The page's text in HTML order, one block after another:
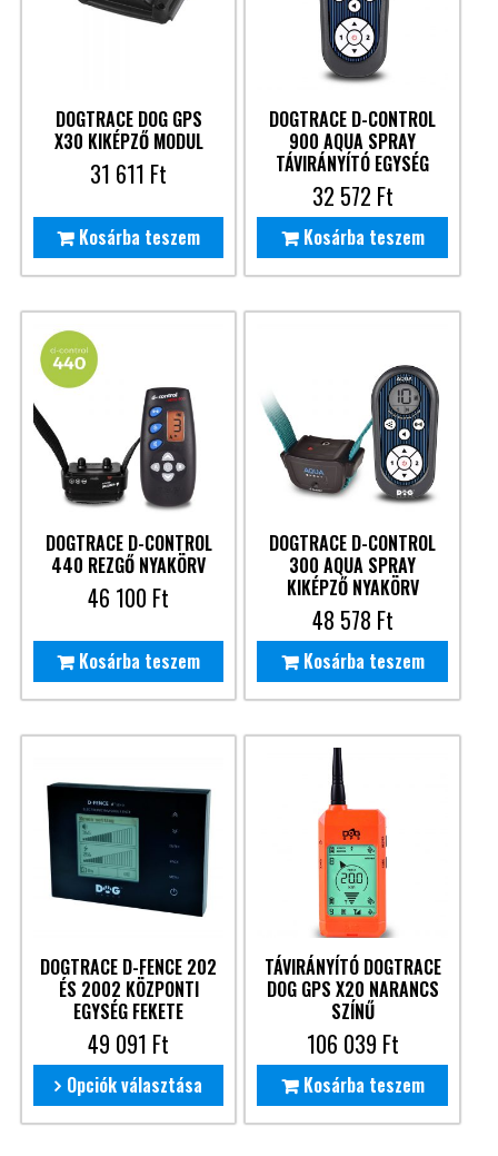
DOGTRACE DOG GPS
X30 KIKÉPZŐ MODUL
31 611 Ft
Kosárba teszem
DOGTRACE D-CONTROL
900 AQUA SPRAY
TÁVIRÁNYÍTÓ EGYSÉG
32 572 Ft
Kosárba teszem
DOGTRACE D-CONTROL
440 REZGŐ NYAKÖRV
46 100 Ft
Kosárba teszem
DOGTRACE D-CONTROL
300 AQUA SPRAY
KIKÉPZŐ NYAKÖRV
48 578 Ft
Kosárba teszem
DOGTRACE D-FENCE 202
ÉS 2002 KÖZPONTI
EGYSÉG FEKETE
49 091 Ft
Opciók választása
TÁVIRÁNYÍTÓ DOGTRACE
DOG GPS X20 NARANCS
SZÍNŰ
106 039 Ft
Kosárba teszem